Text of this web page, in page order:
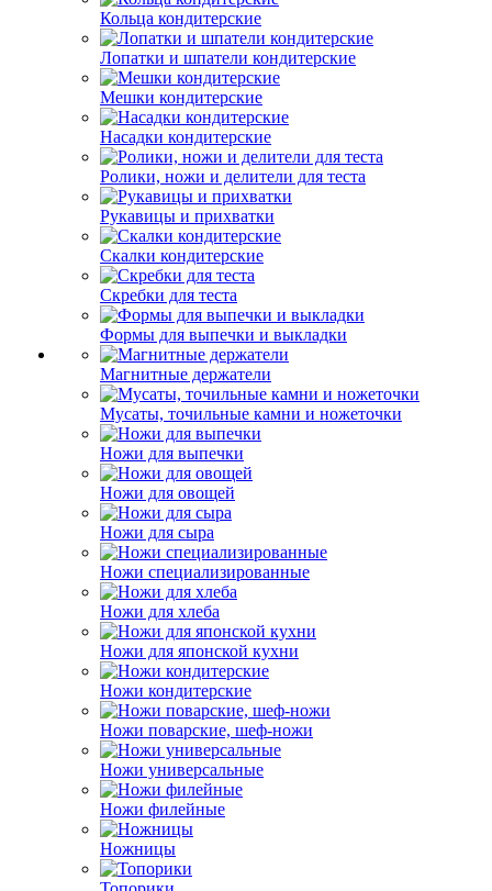
Кольца кондитерские
Лопатки и шпатели кондитерские
Мешки кондитерские
Насадки кондитерские
Ролики, ножи и делители для теста
Рукавицы и прихватки
Скалки кондитерские
Скребки для теста
Формы для выпечки и выкладки
Магнитные держатели
Мусаты, точильные камни и ножеточки
Ножи для выпечки
Ножи для овощей
Ножи для сыра
Ножи специализированные
Ножи для хлеба
Ножи для японской кухни
Ножи кондитерские
Ножи поварские, шеф-ножи
Ножи универсальные
Ножи филейные
Ножницы